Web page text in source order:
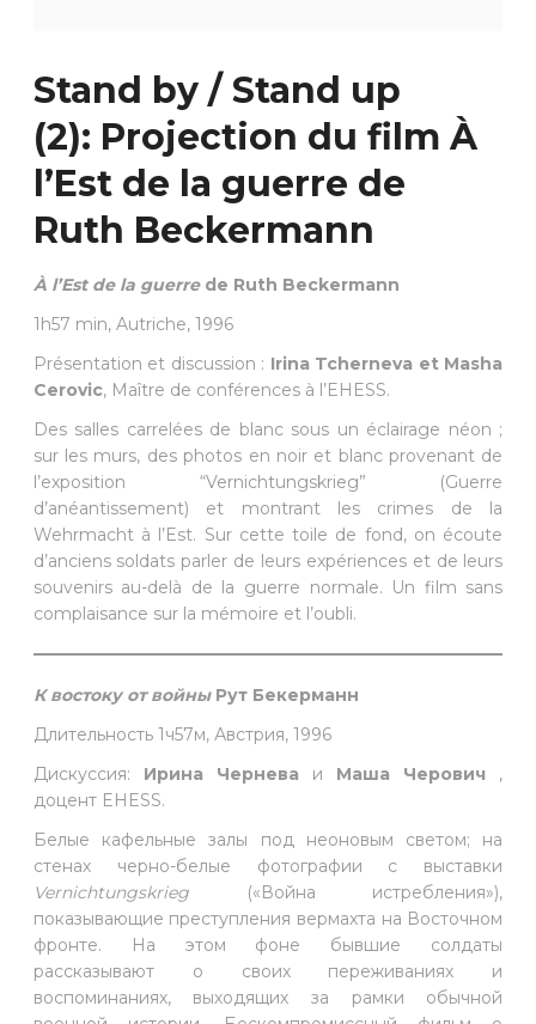
Stand by / Stand up
(2): Projection du film À
l’Est de la guerre de
Ruth Beckermann
À l’Est de la guerre de Ruth Beckermann
1h57 min, Autriche, 1996
Présentation et discussion : Irina Tcherneva et Masha
Cerovic, Maître de conférences à l’EHESS.
Des salles carrelées de blanc sous un éclairage néon ;
sur les murs, des photos en noir et blanc provenant de
l’exposition “Vernichtungskrieg” (Guerre
d’anéantissement) et montrant les crimes de la
Wehrmacht à l’Est. Sur cette toile de fond, on écoute
d’anciens soldats parler de leurs expériences et de leurs
souvenirs au-delà de la guerre normale. Un film sans
complaisance sur la mémoire et l’oubli.
К востоку от войныРут Бекерманн
Длительность 1ч57м, Австрия, 1996
Дискуссия: Ирина Чернева и Маша Черович ,
доцент EHESS.
Белые кафельные залы под неоновым светом; на
стенах черно-белые фотографии с выставки
Vernichtungskrieg(«Война истребления»),
показывающие преступления вермахта на Восточном
фронте. На этом фоне бывшие солдаты
рассказывают о своих переживаниях и
воспоминаниях, выходящих за рамки обычной